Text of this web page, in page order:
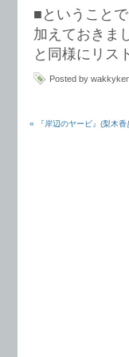
■ということ
加えておきま
と同様にリス
Posted by
« 『岸辺のヤービ』(梨木